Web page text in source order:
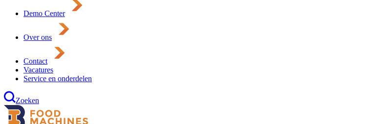
Demo Center
Over ons
Contact
Vacatures
Service en onderdelen
Zoeken